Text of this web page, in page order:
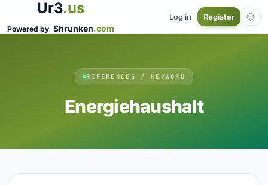
Ur3.us
Powered by Shrunken.com
Log in Register
REFERENCES / KEYWORD
Energiehaushalt